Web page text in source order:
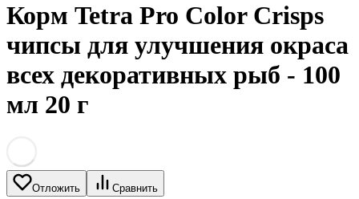
Корм Tetra Pro Color Crisps
чипсы для улучшения окраса
всех декоративных рыб - 100
мл 20 г
Отложить Сравнить